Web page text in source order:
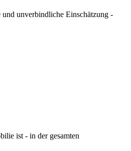
und unverbindliche Einschätzung -
ist - in der gesamten